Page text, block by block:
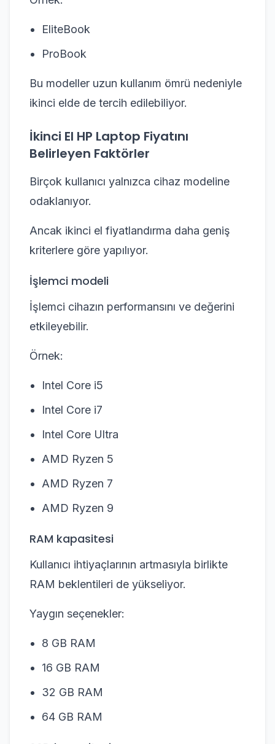
EliteBook
ProBook
Bu modeller uzun kullanım ömrü nedeniyle
ikinci elde de tercih edilebiliyor.
İkinci El HP Laptop Fiyatını
Belirleyen Faktörler
Birçok kullanıcı yalnızca cihaz modeline
odaklanıyor.
Ancak ikinci el fiyatlandırma daha geniş
kriterlere göre yapılıyor.
İşlemci modeli
İşlemci cihazın performansını ve değerini
etkileyebilir.
Örnek:
Intel Core i5
Intel Core i7
Intel Core Ultra
AMD Ryzen 5
AMD Ryzen 7
AMD Ryzen 9
RAM kapasitesi
Kullanıcı ihtiyaçlarının artmasıyla birlikte
RAM beklentileri de yükseliyor.
Yaygın seçenekler:
8 GB RAM
16 GB RAM
32 GB RAM
64 GB RAM